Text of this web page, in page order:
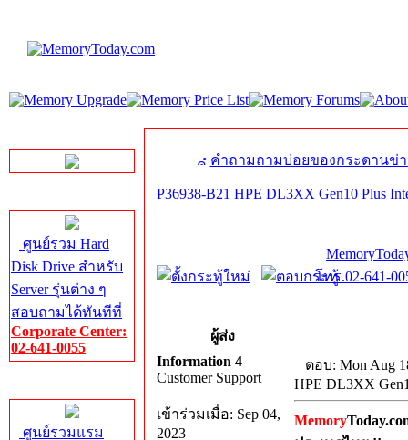
ศูนย์รวม Hard
Disk Drive สำหรับ
Server รุ่นต่าง ๆ
สอบถามได้ทันทีที่
Corporate Center:
02-641-0055
ศูนย์รวมแรม
คำถามถามบ่อยของกระดานข่
P36938-B21 HPE DL3XX Gen10 Plus
โทร.02-641-
ผู้ส่ง
Information 4
Customer Support
เข้าร่วมเมื่อ: Sep 04,
2023
ตอบ: Mon Aug
HPE DL3XX
Memory